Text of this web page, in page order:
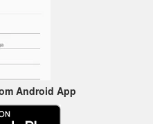
Android App